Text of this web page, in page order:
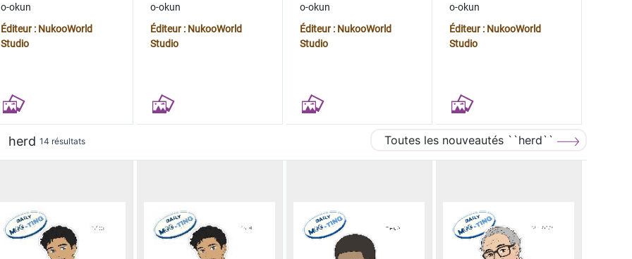
o-okun
Éditeur : NukooWorld
Studio
o-okun
Éditeur : NukooWorld
Studio
o-okun
Éditeur : NukooWorld
Studio
o-okun
Éditeur : NukooWorld
Studio
herd 14 résultats Toutes les nouveautés ``herd``